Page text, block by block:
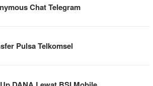
Chat Telegram
Pulsa Telkomsel